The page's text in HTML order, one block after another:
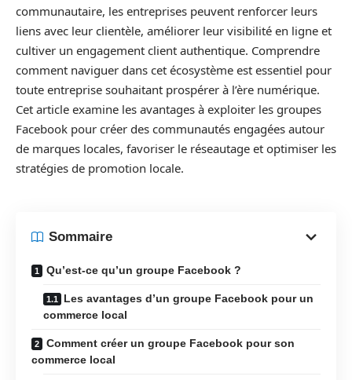
communautaire, les entreprises peuvent renforcer leurs
liens avec leur clientèle, améliorer leur visibilité en ligne et
cultiver un engagement client authentique. Comprendre
comment naviguer dans cet écosystème est essentiel pour
toute entreprise souhaitant prospérer à l’ère numérique.
Cet article examine les avantages à exploiter les groupes
Facebook pour créer des communautés engagées autour
de marques locales, favoriser le réseautage et optimiser les
stratégies de promotion locale.
Sommaire
Qu’est-ce qu’un groupe Facebook ?
Les avantages d’un groupe Facebook pour un
commerce local
Comment créer un groupe Facebook pour son
commerce local